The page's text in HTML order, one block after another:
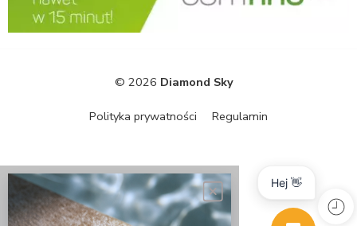
© 2026 Diamond Sky
Polityka prywatności Regulamin